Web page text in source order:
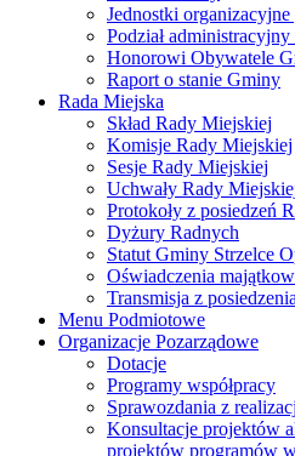
Jednostki
Podział
Honorowi Obywatele
Raport o stanie Gminy
Rada Miejska
Skład Rady Miejskiej
Komisje Rady Miejskiej
Sesje Rady Miejskiej
Uchwały Rady
Protokoły z posiedzeń
Dyżury Radnych
Statut Gminy Strzelce
Oświadczenia
Transmisja z
Menu Podmiotowe
Organizacje Pozarządowe
Dotacje
Programy współpracy
Sprawozdania z
Konsultacje projektów
projektów programów